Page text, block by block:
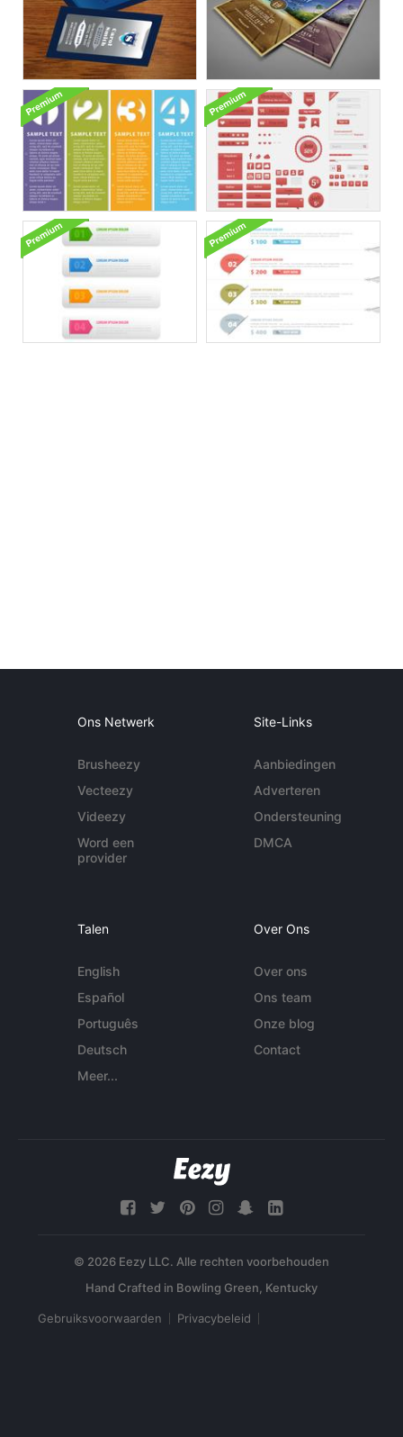
Ons Netwerk
Brusheezy
Vecteezy
Videezy
Word een
provider
Site-Links
Aanbiedingen
Adverteren
Ondersteuning
DMCA
Talen
English
Español
Português
Deutsch
Meer...
Over Ons
Over ons
Ons team
Onze blog
Contact
© 2026 Eezy LLC. Alle rechten voorbehouden
Gebruiksvoorwaarden Privacybeleid